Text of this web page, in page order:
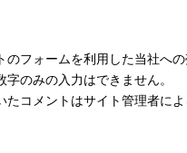
のフォームを利用した当社へ
字のみの入力はできません。
たコメントはサイト管理者に